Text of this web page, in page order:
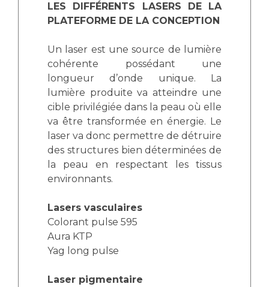
LES DIFFÉRENTS LASERS DE LA
PLATEFORME DE LA CONCEPTION
Un laser est une source de lumière
cohérente possédant une
longueur d’onde unique. La
lumière produite va atteindre une
cible privilégiée dans la peau où elle
va être transformée en énergie. Le
laser va donc permettre de détruire
des structures bien déterminées de
la peau en respectant les tissus
environnants.
Lasers vasculaires
Colorant pulse 595
Aura KTP
Yag long pulse
Laser pigmentaire